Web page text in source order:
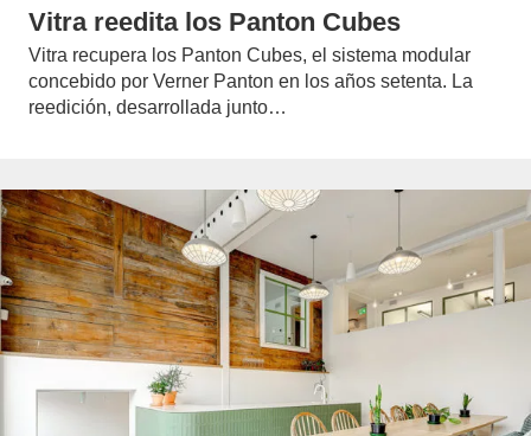
Vitra reedita los Panton Cubes
Vitra recupera los Panton Cubes, el sistema modular
concebido por Verner Panton en los años setenta. La
reedición, desarrollada junto…